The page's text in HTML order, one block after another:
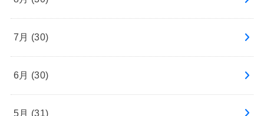
7月 (30)
6月 (30)
5月 (31)